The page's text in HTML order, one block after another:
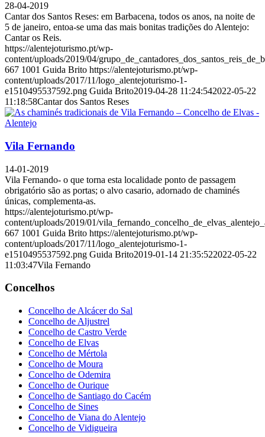
28-04-2019
Cantar dos Santos Reses: em Barbacena, todos os anos, na noite de
5 de janeiro, entoa-se uma das mais bonitas tradições do Alentejo:
Cantar os Reis.
https://alentejoturismo.pt/wp-
content/uploads/2019/04/
667 1001 Guida Brito https://alentejoturismo.pt/wp-
content/uploads/2017/11/logo_alentejoturismo-1-
e1510495537592.png Guida Brito2019-04-28 11:24:542022-05-22
11:18:58Cantar dos Santos Reses
Vila Fernando
14-01-2019
Vila Fernando- o que torna esta localidade ponto de passagem
obrigatório são as portas; o alvo casario, adornado de chaminés
únicas, complementa-as.
https://alentejoturismo.pt/wp-
content/uploads/2019/01/
667 1001 Guida Brito https://alentejoturismo.pt/wp-
content/uploads/2017/11/logo_alentejoturismo-1-
e1510495537592.png Guida Brito2019-01-14 21:35:522022-05-22
11:03:47Vila Fernando
Concelhos
Concelho de Alcácer do Sal
Concelho de Aljustrel
Concelho de Castro Verde
Concelho de Elvas
Concelho de Mértola
Concelho de Moura
Concelho de Odemira
Concelho de Ourique
Concelho de Santiago do Cacém
Concelho de Sines
Concelho de Viana do Alentejo
Concelho de Vidigueira